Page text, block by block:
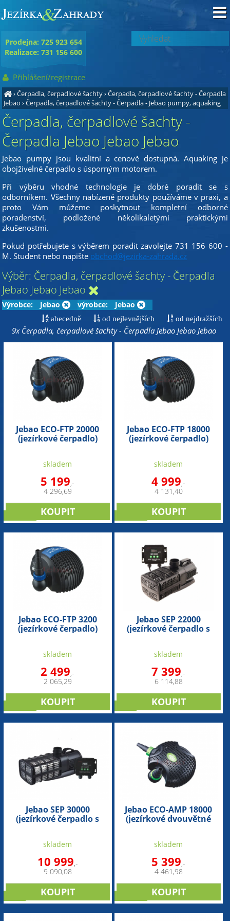
›Čerpadla, čerpadlové šachty›Čerpadla, čerpadlové šachty - Čerpadla
Jebao ›Čerpadla, čerpadlové šachty - Čerpadla- Jebao pumpy, aquaking
Čerpadla, čerpadlové šachty -
Čerpadla Jebao Jebao Jebao
Jebao pumpy jsou kvalitní a cenově dostupná. Aquaking je
obojživelné čerpadlo s úsporným motorem.
Při výběru vhodné technologie je dobré poradit se s
odborníkem. Všechny nabízené produkty používáme v praxi, a
proto Vám můžeme poskytnout kompletní odborné
poradenství, podložené několikaletými praktickými
zkušenostmi.
Pokud potřebujete s výběrem poradit zavolejte 731 156 600 -
M. Student nebo napište obchod@jezirka-zahrada.cz
Výběr: Čerpadla, čerpadlové šachty - Čerpadla
Jebao Jebao Jebao
Výrobce: Jebao výrobce: Jebao
abecedně od nejlevnějších od nejdražších
9x Čerpadla, čerpadlové šachty - Čerpadla Jebao Jebao Jebao
Jebao ECO-FTP 20000
(jezírkové čerpadlo)
skladem
5 199,-
4 296,69
Jebao ECO-FTP 18000
(jezírkové čerpadlo)
skladem
4 999,-
4 131,40
Jebao ECO-FTP 3200
(jezírkové čerpadlo)
skladem
2 499,-
2 065,29
Jebao SEP 22000
(jezírkové čerpadlo s
skladem
7 399,-
6 114,88
Jebao SEP 30000
(jezírkové čerpadlo s
skladem
10 999,-
9 090,08
Jebao ECO-AMP 18000
(jezírkové dvouvětné
skladem
5 399,-
4 461,98
Prodejna: 725 923 654
Realizace: 731 156 600
Přihlášení/registrace